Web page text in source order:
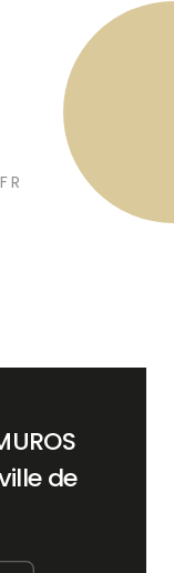
de